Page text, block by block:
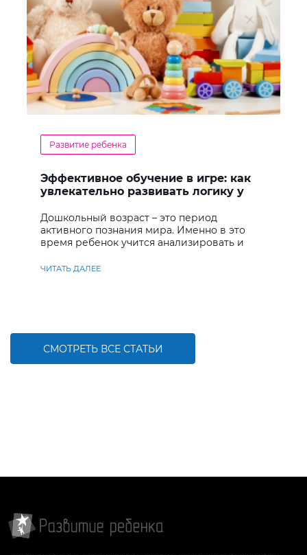
Развитие ребенка
Эффективное обучение в игре: как
увлекательно развивать логику у
Дошкольный возраст – это период
активного познания мира. Именно в это
время ребенок учится анализировать и
ЧИТАТЬ ДАЛЕЕ
СМОТРЕТЬ ВСЕ СТАТЬИ